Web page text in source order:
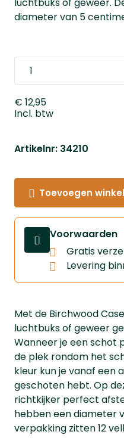
Met de Birchwood
luchtbuks of geweer
Wanneer je een schot
de plek rondom het
kleur kun je vanaf een
geschoten hebt. Op
richtkijker perfect
hebben een diameter
verpakking zitten 12
diameter van 5
€ 12,95
Incl. btw
Artikelnr: 34210
Toevoegen
Voorwaarden
Gratis
Levering